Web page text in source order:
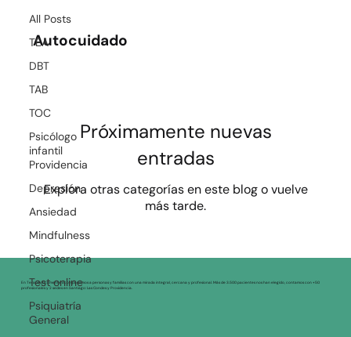
All Posts
TEA
DBT
TAB
TOC
Psicólogo
infantil
Providencia
Depresión
Ansiedad
Mindfulness
Psicoterapia
Test online
Psiquiatría
General
Autocuidado
Próximamente nuevas
entradas
Explora otras categorías en este blog o vuelve
más tarde.
En Terapéuticamente acompañamos a personas y familias con una mirada integral, cercana y profesional. Más de 3.500 pacientes nos han elegido, contamos con +50
profesionales y 2 sedes en Santiago: Las Condes y Providencia.